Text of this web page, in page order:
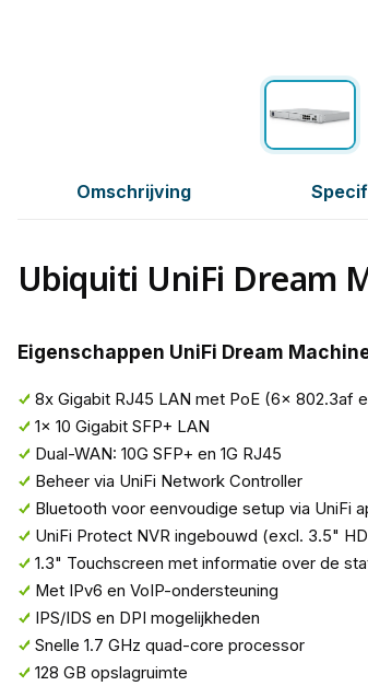
Omschrijving
Ubiquiti UniFi Dream
Eigenschappen UniFi Dream
8x Gigabit RJ45 LAN met PoE (6x 802.3af
1x 10 Gigabit SFP+ LAN
Dual-WAN: 10G SFP+ en 1G RJ45
Beheer via UniFi Network Controller
Bluetooth voor eenvoudige setup via UniFi
UniFi Protect NVR ingebouwd (excl. 3.5"
1.3" Touchscreen met informatie over de
Met IPv6 en VoIP-ondersteuning
IPS/IDS en DPI mogelijkheden
Snelle 1.7 GHz quad-core processor
128 GB opslagruimte